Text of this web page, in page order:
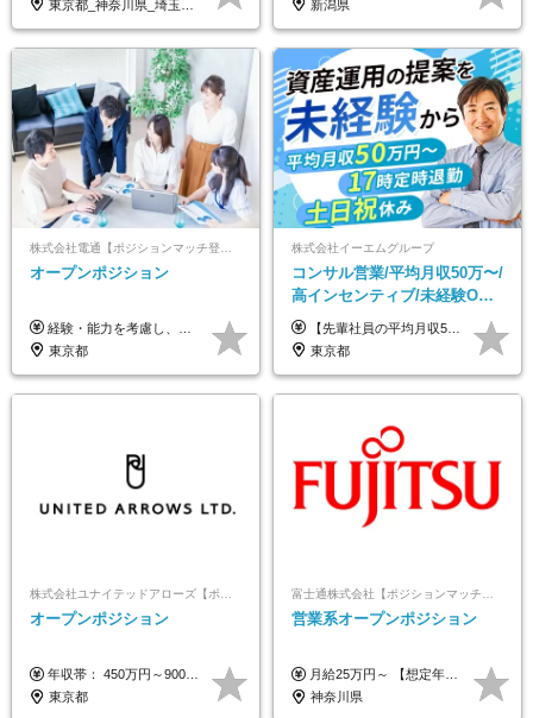
東京都_神奈川県_埼玉県_千葉県_大阪府_愛知県_北海道_青森県_岩手県_宮城県_秋田県_山形県_福島県_茨城県_栃木県_群馬県_新潟県_山梨県_長野県_富山県_石川県_福井県_静岡県_岐阜県_三重県_兵庫県_京都府_滋賀県_奈良県_和歌山県_広島県_岡山県_鳥取県_島根県_山口県_徳島県_香川県_愛媛県_高知県_福岡県_熊本県_佐賀県_長崎県_大分県_宮崎県_鹿児島県_沖縄県
新潟県
株式会社電通【ポジションマッチ登録】
オープンポジション
経験・能力を考慮し、当社規定により決定します。 ▼参考情報 ------------ 年収イメージ：500万～1500万
東京都
株式会社イーエムグループ
コンサル営業/平均月収50万〜/
高インセンティブ/未経験OK/
残業なし/4,50代も活躍/ブラン
ク可/面接1回
【先輩社員の平均月収50万円】 月給30万円以上+インセンティブ+その他手当 ※経験・スキルを考慮の上で給与を決定します ※上記には5万円（月20時間分）のみなし残業代と一律手当（営業手当4万円、能力評価手当4万円）を含みます ※上記を超える残業代は別途全額支給します ※試用期間：3ヶ月あり（試用期間中の待遇に差異なし）
東京都
オープンポジション
年収帯： 450万円～900万円 ※経験・スキルを考慮の上、決定します。
東京都
営業系オープンポジション
月給25万円～ 【想定年収】 400万円～1000万円（残業代及び諸手当込） ※ご経験、前年収、ご年齢に応じて決定します。
神奈川県